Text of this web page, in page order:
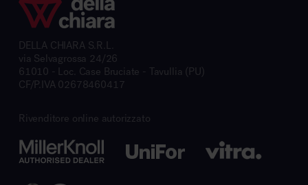
DELLA CHIARA S.R.L.
via Selvagrossa 24/26
61010 - Loc. Case Bruciate - Tavullia (PU)
CF/P.IVA 02678460417
Rivenditore online autorizzato